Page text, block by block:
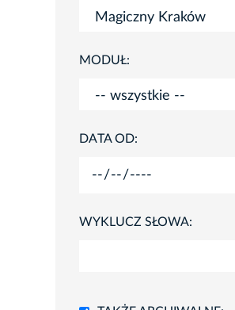
MODUŁ:
DATA OD:
WYKLUCZ SŁOWA: